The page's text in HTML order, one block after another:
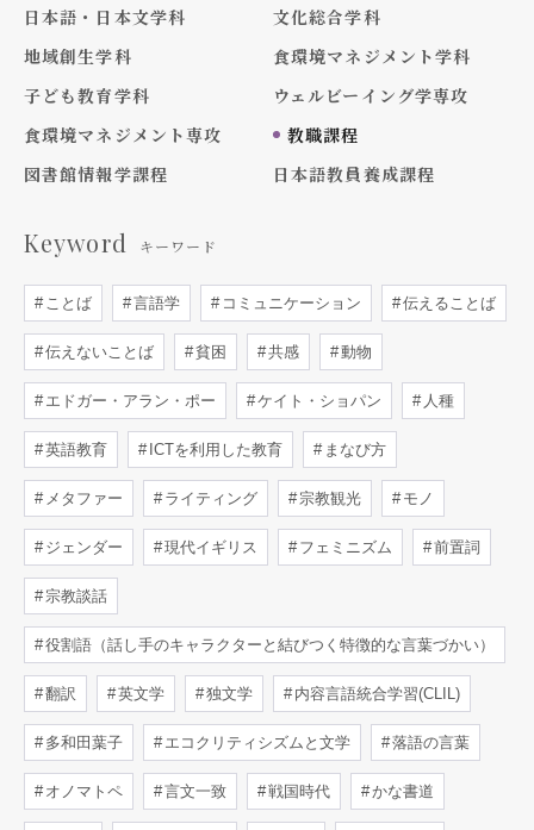
日本語・日本文学科
文化総合学科
地域創生学科
食環境マネジメント学科
子ども教育学科
ウェルビーイング学専攻
食環境マネジメント専攻
教職課程
図書館情報学課程
日本語教員養成課程
Keyword キーワード
ことば 言語学 コミュニケーション 伝えることば
伝えないことば 貧困 共感 動物
エドガー・アラン・ポー ケイト・ショパン 人種
英語教育 ICTを利用した教育 まなび方
メタファー ライティング 宗教観光 モノ
ジェンダー 現代イギリス フェミニズム 前置詞
宗教談話
役割語（話し手のキャラクターと結びつく特徴的な言葉づかい）
翻訳 英文学 独文学 内容言語統合学習(CLIL)
多和田葉子 エコクリティシズムと文学 落語の言葉
オノマトペ 言文一致 戦国時代 かな書道